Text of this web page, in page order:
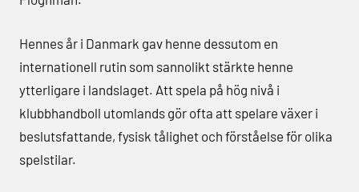
Hennes år i Danmark gav henne dessutom en
internationell rutin som sannolikt stärkte henne
ytterligare i landslaget. Att spela på hög nivå i
klubbhandboll utomlands gör ofta att spelare växer i
beslutsfattande, fysisk tålighet och förståelse för olika
spelstilar.